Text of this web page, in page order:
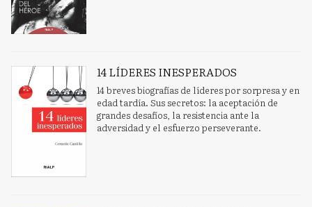
14 LÍDERES INESPERADOS
14 breves biografías de líderes por sorpresa y en
edad tardía. Sus secretos: la aceptación de
grandes desafíos, la resistencia ante la
adversidad y el esfuerzo perseverante.